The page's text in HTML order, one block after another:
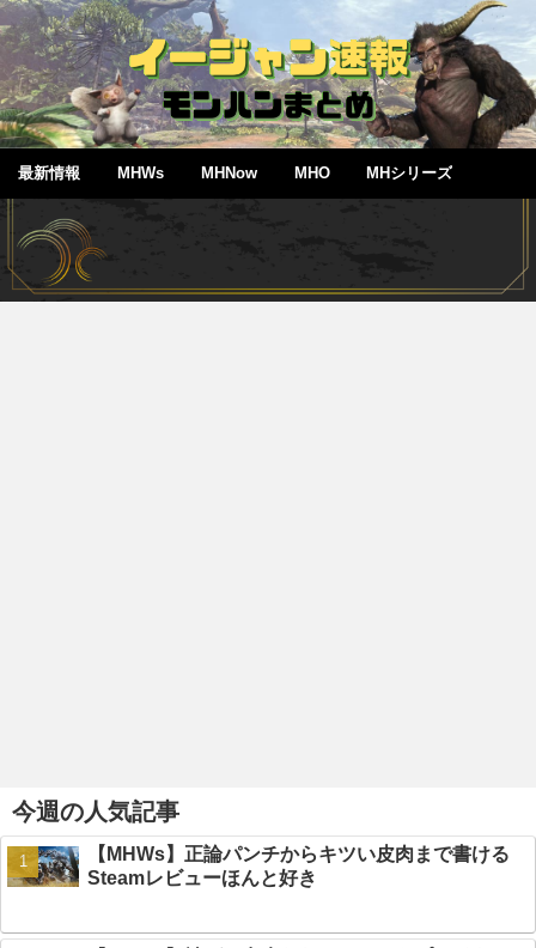
最新情報 MHWs MHNow MHO MHシリーズ
今週の人気記事
【MHWs】正論パンチからキツい皮肉まで書ける
Steamレビューほんと好き